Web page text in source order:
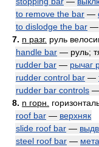
to remove the bar —
to dislodge the bar —
7. n разг. руль
handle bar — руль;
rudder bar — рычаг
rudder control bar —
rudder bar controls
8. n горн.
roof bar — верхняк
slide roof bar —
steel roof bar —